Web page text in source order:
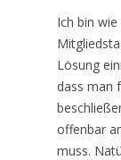
Ich bin
Lösung
dass man
offenbar
muss.